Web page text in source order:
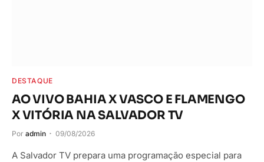
DESTAQUE
AO VIVO BAHIA X VASCO E FLAMENGO
X VITÓRIA NA SALVADOR TV
Por admin 09/08/2026
A Salvador TV prepara uma programação especial para